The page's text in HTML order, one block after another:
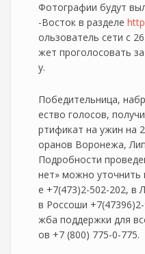
Фотографии будут
-Восток в разделе
ользователь сети с
жет проголосовать
у.
Победительница,
ество голосов,
ртификат на ужин на
оранов Воронежа,
Подробности
нет» можно
е +7(473)2-502-202, в
в Россоши
жба поддержки для
ов +7 (800) 775-0-775.